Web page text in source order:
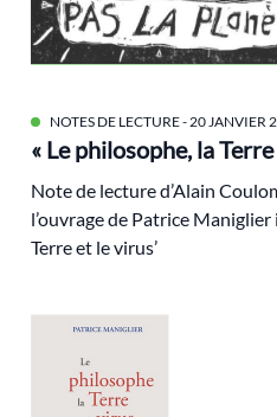
NOTES DE LECTURE- 20 JANVIER
« Le philosophe, la
Note de lecture d’Alain
l’ouvrage de Patrice
Terre et le virus’
audiovisuel
Biodiversité
Brice Lalonde
Cédric Villani
Changement climatique
classes populaires
Cohn-Bendit Dany
Communs
compensation